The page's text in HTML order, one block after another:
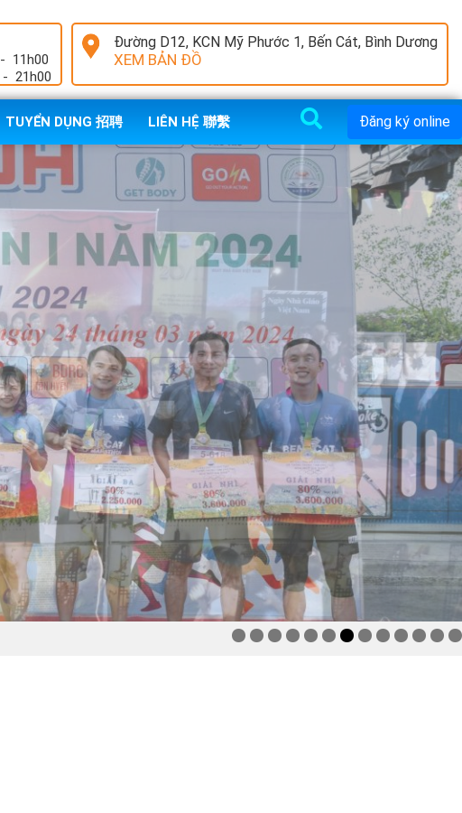
- 11h00
- 21h00
Đường D12, KCN Mỹ Phước 1, Bến Cát, Bình Dương
XEM BẢN ĐỒ
TUYỂN DỤNG 招聘 LIÊN HỆ 聯繫 Đăng ký online